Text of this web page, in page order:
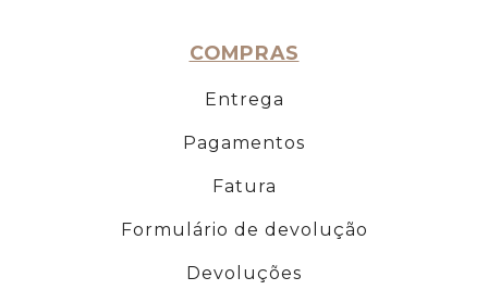
COMPRAS
Entrega
Pagamentos
Fatura
Formulário de devolução
Devoluções